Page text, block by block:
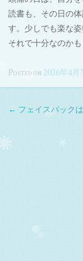
読書も、その日の
す。少しでも楽な
それで十分なのかも
Posted on 2026年4月
POST
← フェイスパック